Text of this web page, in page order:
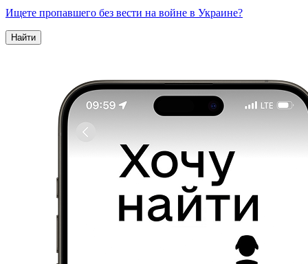
Ищете пропавшего без вести на войне в Украине?
Найти